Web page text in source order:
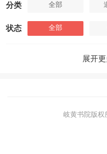
分类 全部
状态 全部
展开
岐黄书院版